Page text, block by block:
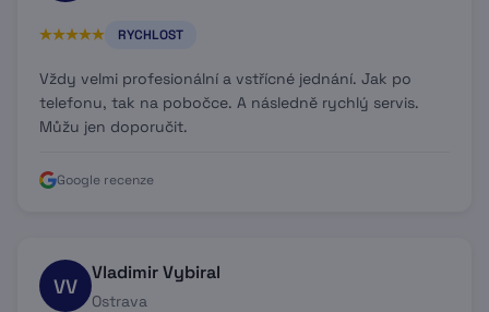
RYCHLOST
Vždy velmi profesionální a vstřícné jednání. Jak po
telefonu, tak na pobočce. A následně rychlý servis.
Můžu jen doporučit.
Google recenze
VV
Vladimir Vybiral
Ostrava